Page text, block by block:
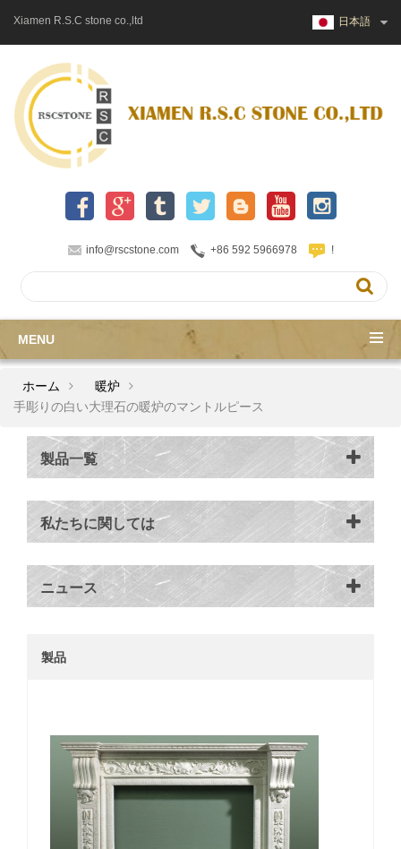
Xiamen R.S.C stone co.,ltd 日本語
info@rscstone.com +86 592 5966978 !
MENU
ホーム
暖炉
手彫りの白い大理石の暖炉のマントルピース
製品一覧
私たちに関しては
ニュース
製品